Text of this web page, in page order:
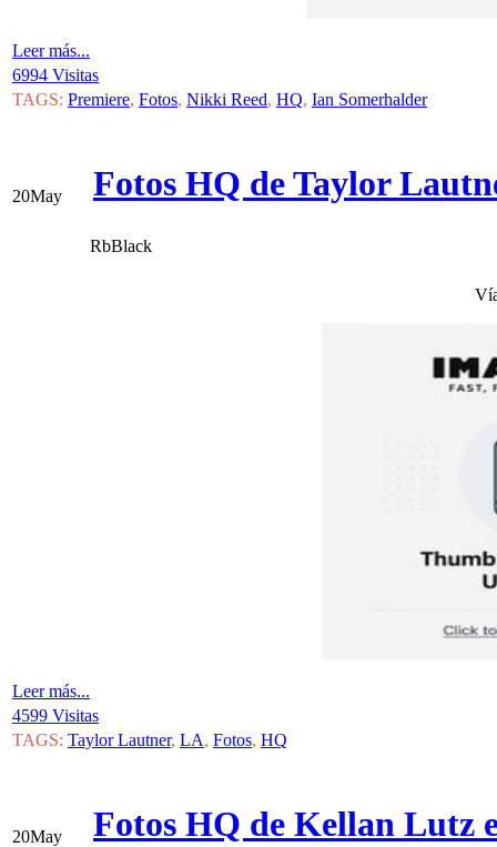
Leer más...
6994 Visitas
TAGS: Premiere, Fotos, Nikki Reed, HQ, Ian Somerhalder
20May Fotos HQ de Taylor
RbBlack
Leer más...
4599 Visitas
TAGS: Taylor Lautner, LA, Fotos, HQ
20May Fotos HQ de Kellan Lutz